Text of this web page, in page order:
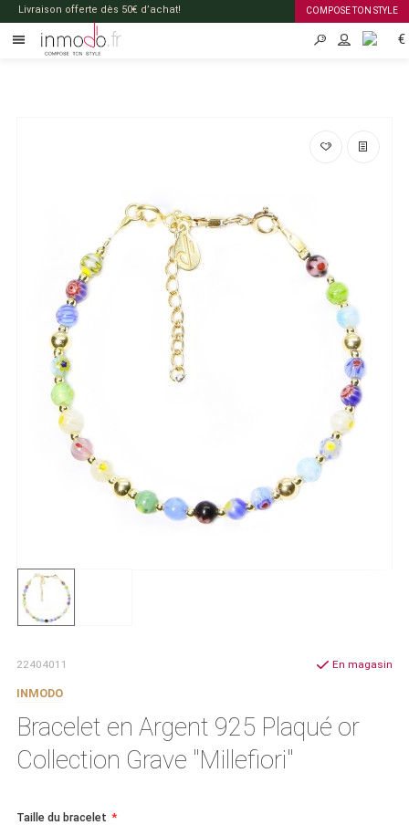
COMPOSE TON STYLE
Livraison offerte dès 50€ d’achat!
FR €
22404011
INMODO
Bracelet en Argent 925 Plaqué or
Collection Grave "Millefiori"
En magasin
Taille du bracelet